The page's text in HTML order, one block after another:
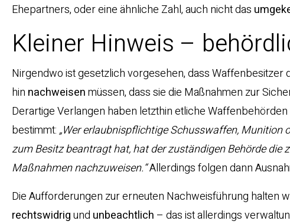
Ehepartners, oder eine ähnliche Zahl, auch nicht das
Kleiner Hinweis –
Nirgendwo ist gesetzlich vorgesehen, dass
hin nachweisenmüssen, dass sie die Maßnahmen zur
Derartige Verlangen haben letzthin etliche
bestimmt:„Wer erlaubnispflichtige Schusswaffen, Munition
zum Besitz beantragt hat, hat der zuständigen Behörde
Maßnahmen nachzuweisen.“Allerdings folgen dann
Die Aufforderungen zur erneuten Nachweisführung halten
rechtswidrigund unbeachtlich – das ist allerdings